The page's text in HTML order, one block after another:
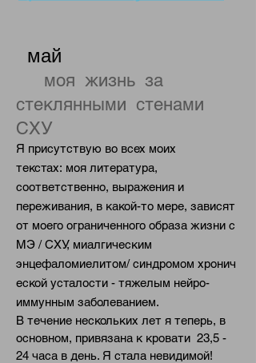
май
моя жизнь за
стеклянными стенами
СХУ
Я присутствую во всех моих
текстах: моя литература,
соответственно, выражения и
переживания, в какой-то мере, зависят
от моего ограниченного образа жизни с
MЭ / CХУ, миалгическим
энцефаломиелитом/ синдромом хронич
еской усталости - тяжелым нейро-
иммунным заболеванием.
В течение нескольких лет я теперь, в
основном, привязана к кровати 23,5 -
24 часа в день. Я стала невидимой!